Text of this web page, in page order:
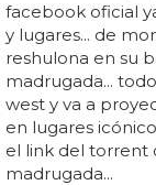
facebook oficial
y lugares... de
reshulona en su
madrugada...
west y va a
en lugares
el link del torrent
madrugada...